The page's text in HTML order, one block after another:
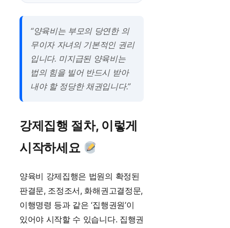
“양육비는 부모의 당연한 의
무이자 자녀의 기본적인 권리
입니다. 미지급된 양육비는
법의 힘을 빌어 반드시 받아
내야 할 정당한 채권입니다.”
강제집행 절차, 이렇게
시작하세요
양육비 강제집행은 법원의 확정된
판결문, 조정조서, 화해권고결정문,
이행명령 등과 같은 ‘집행권원’이
있어야 시작할 수 있습니다. 집행권